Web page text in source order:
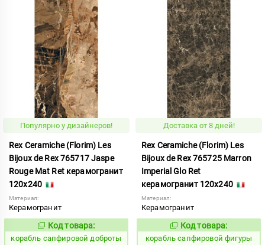
Популярно у дизайнеров!
Rex Ceramiche (Florim) Les
Bijoux de Rex 765717 Jaspe
Rouge Mat Ret керамогранит
120x240
Материал:
Керамогранит
775872
Код товара:
корабль сапфировой доброты
Доставка от 8 дней!
Rex Ceramiche (Florim) Les
Bijoux de Rex 765725 Marron
Imperial Glo Ret
керамогранит 120x240
Материал:
Керамогранит
775865
Код товара:
корабль сапфировой фигуры